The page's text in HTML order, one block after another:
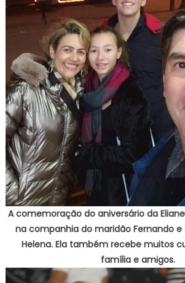
A comemoração do aniversário da
na companhia do maridão Fernando e
Helena. Ela também recebe muitos
família e amigos.